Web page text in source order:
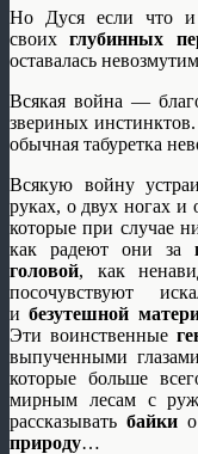
Но Дуся если что и
своихглубинных
оставалась
Всякая война —
звериных
обычная табуретка
Всякую войну
руках, о двух ногах
которые при случае
как радеют они за
головой, как
посочувствуют
ибезутешной
Эти воинственные
выпученными
которые больше
мирным лесам с
рассказыватьбайки
природу…